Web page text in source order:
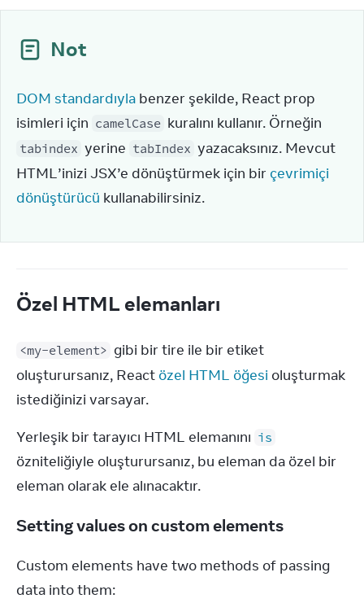
Not
DOM standardıyla benzer şekilde, React prop
isimleri için camelCase
tabindex yerine tabIndex yazacaksınız. Mevcut
HTML’inizi JSX’e dönüştürmek için bir çevrimiçi
dönüştürücü kullanabilirsiniz.
Özel HTML elemanları
<my-element> gibi bir tire ile bir etiket
oluşturursanız, React özel HTML öğesi oluşturmak
istediğinizi varsayar.
Yerleşik bir tarayıcı HTML elemanını is
özniteliğiyle oluşturursanız, bu eleman da özel bir
eleman olarak ele alınacaktır.
Setting values on custom elements
Custom elements have two methods of passing
data into them: